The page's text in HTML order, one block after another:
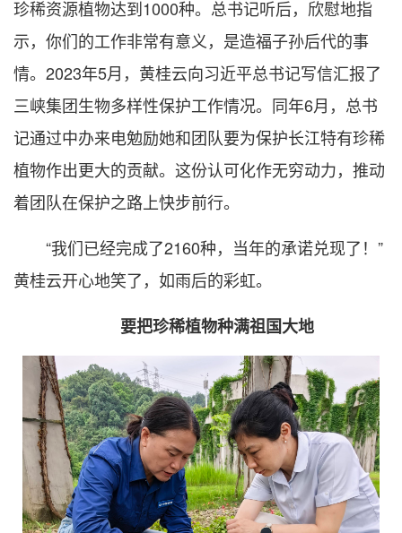
珍稀资源植物达到1000种。总书记听后，欣慰地指
示，你们的工作非常有意义，是造福子孙后代的事
情。2023年5月，黄桂云向习近平总书记写信汇报了
三峡集团生物多样性保护工作情况。同年6月，总书
记通过中办来电勉励她和团队要为保护长江特有珍稀
植物作出更大的贡献。这份认可化作无穷动力，推动
着团队在保护之路上快步前行。
“我们已经完成了2160种，当年的承诺兑现了！”
黄桂云开心地笑了，如雨后的彩虹。
要把珍稀植物种满祖国大地